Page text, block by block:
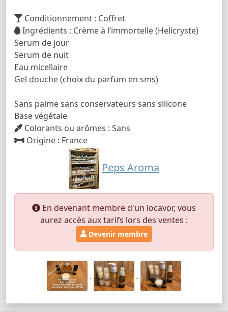
Conditionnement : Coffret
Ingrédients : Crème à l’immortelle (Helicryste)
Serum de jour
Serum de nuit
Eau micellaire
Gel douche (choix du parfum en sms)
Sans palme sans conservateurs sans silicone
Base végétale
Colorants ou arômes : Sans
Origine : France
Peps Aroma
En devenant membre d'un locavor, vous
aurez accès aux tarifs lors des ventes :
Devenir membre